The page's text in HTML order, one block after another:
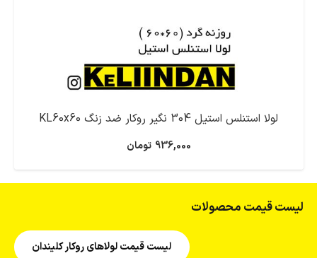
لولا استنلس استیل 304 نگیر روکار ضد زنگ KL60x60
936,000 تومان
لیست قیمت محصولات
لیست قیمت لولاهای روکار کلیندان